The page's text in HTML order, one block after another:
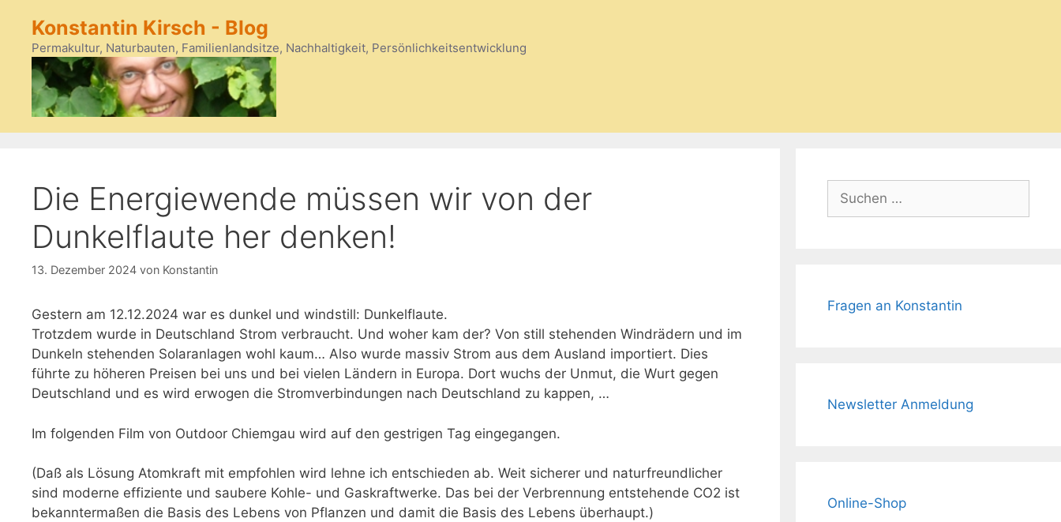
springen
Konstantin Kirsch - Blog
Permakultur, Naturbauten, Familienlandsitze, Nachhaltigkeit, Persönlichkeitsentwicklung
Die Energiewende müssen wir von der
Dunkelflaute her denken!
13. Dezember 2024 von Konstantin
Gestern am 12.12.2024 war es dunkel und windstill: Dunkelflaute.
Trotzdem wurde in Deutschland Strom verbraucht. Und woher kam der? Von still stehenden Windrädern und im
Dunkeln stehenden Solaranlagen wohl kaum… Also wurde massiv Strom aus dem Ausland importiert. Dies
führte zu höheren Preisen bei uns und bei vielen Ländern in Europa. Dort wuchs der Unmut, die Wurt gegen
Deutschland und es wird erwogen die Stromverbindungen nach Deutschland zu kappen, …
Im folgenden Film von Outdoor Chiemgau wird auf den gestrigen Tag eingegangen.
(Daß als Lösung Atomkraft mit empfohlen wird lehne ich entschieden ab. Weit sicherer und naturfreundlicher
sind moderne effiziente und saubere Kohle- und Gaskraftwerke. Das bei der Verbrennung entstehende CO2 ist
bekanntermaßen die Basis des Lebens von Pflanzen und damit die Basis des Lebens überhaupt.)
Suchen
nach:
Fragen an Konstantin
Newsletter Anmeldung
Online-Shop